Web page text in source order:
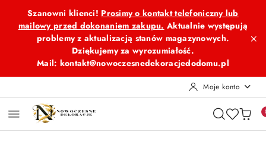
Przejdź do treści głównej
Przejdź do wyszukiwarki
Przejdź do moje konto
Przejdź do menu głównego
Przejdź do opisu produktu
Przejdź do stopki
Szanowni klienci! Prosimy o kontakt telefoniczny lub
mailowy przed dokonaniem zakupu. Aktualnie występują
problemy z aktualizacją stanów magazynowych.
Dziękujemy za wyrozumiałość.
Mail: kontakt@nowoczesnedekoracjedodomu.pl
Moje konto